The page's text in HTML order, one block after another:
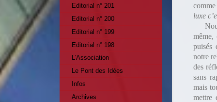
Editorial n° 201
Editorial n° 200
Editorial n° 199
Editorial n° 198
L'Association
Le Pont des Idées
Infos
Archives
luxe
même,
puisés
notre
des
sans
mais
mettre